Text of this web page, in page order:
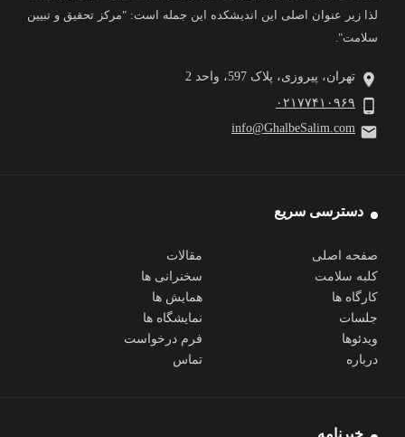
لذا زیر عنوان اصلی این اندیشکده این جمله است: "مرکز تحقیق و تبیین
سلامت".
تهران، پیروزی، پلاک 597، واحد 2
۰۲۱۷۷۴۱۰۹۶۹
info@GhalbeSalim.com
دسترسی سریع
صفحه اصلی
مقالات
کلبه سلامت
سخنرانی ها
کارگاه ها
همایش ها
جلسات
نمایشگاه ها
ویدئوها
فرم درخواست
درباره
تماس
خبرنامه